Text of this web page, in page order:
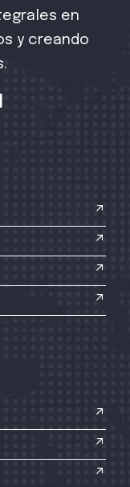
en
y creando